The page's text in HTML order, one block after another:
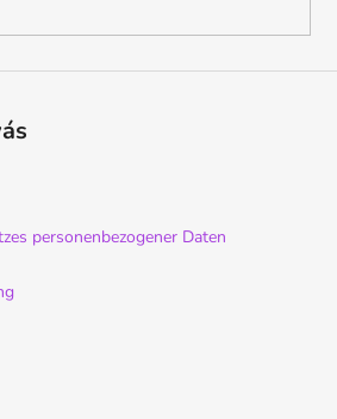
personenbezogener Daten